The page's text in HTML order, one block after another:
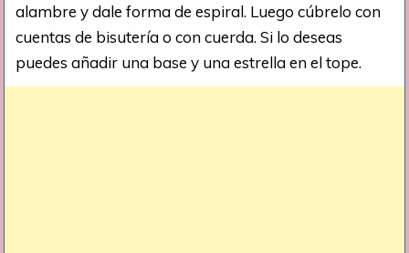
alambre y dale forma de espiral. Luego cúbrelo con
cuentas de bisutería o con cuerda. Si lo deseas
puedes añadir una base y una estrella en el tope.